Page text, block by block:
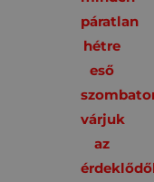
páratlan
hétre
eső
várjuk
az